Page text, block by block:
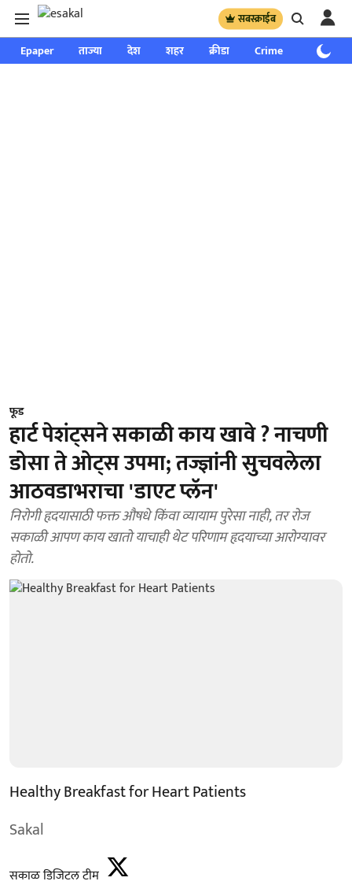
सबस्क्राईब
Epaper ताज्या देश शहर क्रीडा Crime साप्ताहिक
फूड
हार्ट पेशंट्सने सकाळी काय खावे ? नाचणी
डोसा ते ओट्स उपमा; तज्ज्ञांनी सुचवलेला
आठवडाभराचा 'डाएट प्लॅन'
निरोगी हृदयासाठी फक्त औषधे किंवा व्यायाम पुरेसा नाही, तर रोज
सकाळी आपण काय खातो याचाही थेट परिणाम हृदयाच्या आरोग्यावर
होतो.
Healthy Breakfast for Heart Patients
Sakal
सकाळ डिजिटल टीम